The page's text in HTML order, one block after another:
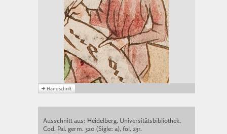
Ausschnitt aus: Heidelberg, Universitätsbibliothek,
Cod. Pal. germ. 320 (Sigle: a), fol. 23r.